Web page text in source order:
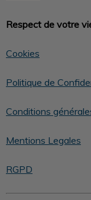
Respect de votre
Cookies
Politique de
Conditions
Mentions Legales
RGPD